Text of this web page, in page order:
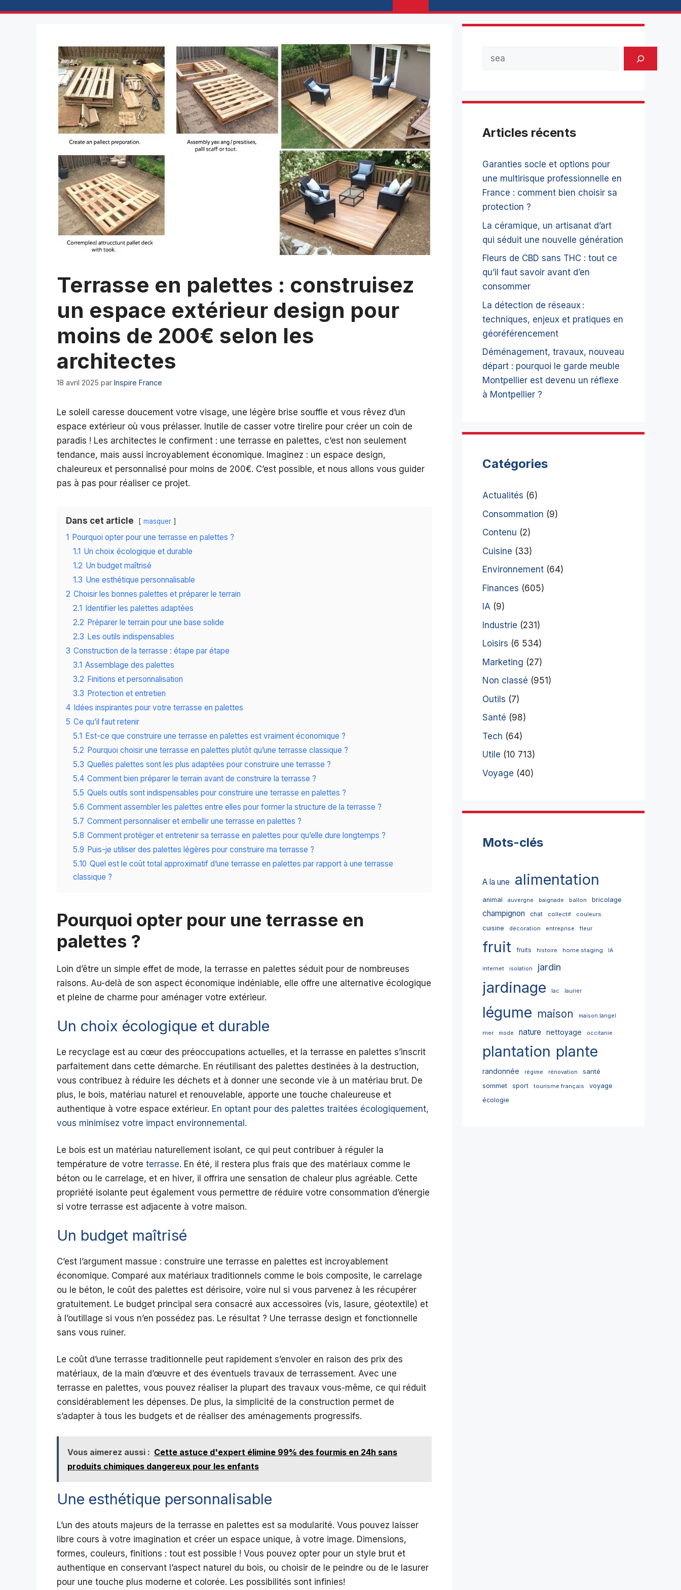
Terrasse en palettes : construisez
un espace extérieur design pour
moins de 200€ selon les
architectes
18 avril 2025 par Inspire France
Le soleil caresse doucement votre visage, une légère brise souffle et vous rêvez d’un
espace extérieur où vous prélasser. Inutile de casser votre tirelire pour créer un coin de
paradis ! Les architectes le confirment : une terrasse en palettes, c’est non seulement
tendance, mais aussi incroyablement économique. Imaginez : un espace design,
chaleureux et personnalisé pour moins de 200€. C’est possible, et nous allons vous guider
pas à pas pour réaliser ce projet.
Dans cet article masquer
1 Pourquoi opter pour une terrasse en palettes ?
1.1 Un choix écologique et durable
1.2 Un budget maîtrisé
1.3 Une esthétique personnalisable
2 Choisir les bonnes palettes et préparer le terrain
2.1
Identifier les palettes adaptées
2.2 Préparer le terrain pour une base solide
2.3 Les outils indispensables
3 Construction de la terrasse : étape par étape
3.1 Assemblage des palettes
3.2 Finitions et personnalisation
3.3 Protection et entretien
4 Idées inspirantes pour votre terrasse en palettes
5 Ce qu’il faut retenir
5.1 Est-ce que construire une terrasse en palettes est vraiment économique ?
5.2 Pourquoi choisir une terrasse en palettes plutôt qu’une terrasse classique ?
5.3 Quelles palettes sont les plus adaptées pour construire une terrasse ?
5.4 Comment bien préparer le terrain avant de construire la terrasse ?
5.5 Quels outils sont indispensables pour construire une terrasse en palettes ?
5.6 Comment assembler les palettes entre elles pour former la structure de la terrasse ?
5.7 Comment personnaliser et embellir une terrasse en palettes ?
5.8 Comment protéger et entretenir sa terrasse en palettes pour qu’elle dure longtemps ?
5.9 Puis-je utiliser des palettes légères pour construire ma terrasse ?
5.10 Quel est le coût total approximatif d’une terrasse en palettes par rapport à une terrasse
classique ?
Pourquoi opter pour une terrasse en
palettes ?
Loin d’être un simple effet de mode, la terrasse en palettes séduit pour de nombreuses
raisons. Au-delà de son aspect économique indéniable, elle offre une alternative écologique
et pleine de charme pour aménager votre extérieur.
Un choix écologique et durable
Le recyclage est au cœur des préoccupations actuelles, et la terrasse en palettes s’inscrit
parfaitement dans cette démarche. En réutilisant des palettes destinées à la destruction,
vous contribuez à réduire les déchets et à donner une seconde vie à un matériau brut. De
plus, le bois, matériau naturel et renouvelable, apporte une touche chaleureuse et
authentique à votre espace extérieur. En optant pour des palettes traitées écologiquement,
vous minimisez votre impact environnemental.
Le bois est un matériau naturellement isolant, ce qui peut contribuer à réguler la
température de votre terrasse. En été, il restera plus frais que des matériaux comme le
béton ou le carrelage, et en hiver, il offrira une sensation de chaleur plus agréable. Cette
propriété isolante peut également vous permettre de réduire votre consommation d’énergie
si votre terrasse est adjacente à votre maison.
Un budget maîtrisé
C’est l’argument massue : construire une terrasse en palettes est incroyablement
économique. Comparé aux matériaux traditionnels comme le bois composite, le carrelage
ou le béton, le coût des palettes est dérisoire, voire nul si vous parvenez à les récupérer
gratuitement. Le budget principal sera consacré aux accessoires (vis, lasure, géotextile) et
à l’outillage si vous n’en possédez pas. Le résultat ? Une terrasse design et fonctionnelle
sans vous ruiner.
Le coût d’une terrasse traditionnelle peut rapidement s’envoler en raison des prix des
matériaux, de la main d’œuvre et des éventuels travaux de terrassement. Avec une
terrasse en palettes, vous pouvez réaliser la plupart des travaux vous-même, ce qui réduit
considérablement les dépenses. De plus, la simplicité de la construction permet de
s’adapter à tous les budgets et de réaliser des aménagements progressifs.
Vous aimerez aussi : Cette astuce d'expert élimine 99% des fourmis en 24h sans
produits chimiques dangereux pour les enfants
Une esthétique personnalisable
L’un des atouts majeurs de la terrasse en palettes est sa modularité. Vous pouvez laisser
libre cours à votre imagination et créer un espace unique, à votre image. Dimensions,
formes, couleurs, finitions : tout est possible ! Vous pouvez opter pour un style brut et
authentique en conservant l’aspect naturel du bois, ou choisir de le peindre ou de le lasurer
pour une touche plus moderne et colorée. Les possibilités sont infinies!
Articles récents
Garanties socle et options pour
une multirisque professionnelle en
France : comment bien choisir sa
protection ?
La céramique, un artisanat d’art
qui séduit une nouvelle génération
Fleurs de CBD sans THC : tout ce
qu’il faut savoir avant d’en
consommer
La détection de réseaux :
techniques, enjeux et pratiques en
géoréférencement
Déménagement, travaux, nouveau
départ : pourquoi le garde meuble
Montpellier est devenu un réflexe
à Montpellier ?
Catégories
Actualités (6)
Consommation (9)
Contenu (2)
Cuisine (33)
Environnement (64)
Finances (605)
IA (9)
Industrie (231)
Loisirs (6 534)
Marketing (27)
Non classé (951)
Outils (7)
Santé (98)
Tech (64)
Utile (10 713)
Voyage (40)
Mots-clés
A la une alimentation
animal auvergne baignade ballon bricolage
champignon chat collectif couleurs
cuisine décoration entreprise fleur
fruit fruits histoire home staging IA
internet isolation jardin
jardinage lac laurier
légume maison maison langel
mer mode nature nettoyage occitanie
plantation plante
randonnée régime rénovation
santé
sommet
sport tourisme français
voyage
écologie